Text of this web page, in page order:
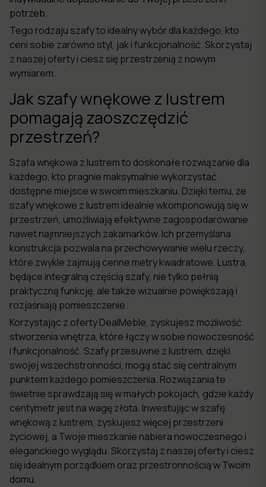
potrzeb.
Tego rodzaju szafy to idealny wybór dla każdego, kto
ceni sobie zarówno styl, jak i funkcjonalność. Skorzystaj
z naszej oferty i ciesz się przestrzenią z nowym
wymiarem.
Jak szafy wnękowe z lustrem
pomagają zaoszczędzić
przestrzeń?
Szafa wnękowa z lustrem to doskonałe rozwiązanie dla
każdego, kto pragnie maksymalnie wykorzystać
dostępne miejsce w swoim mieszkaniu. Dzięki temu, że
szafy wnękowe z lustrem idealnie wkomponowują się w
przestrzeń, umożliwiają efektywne zagospodarowanie
nawet najmniejszych zakamarków. Ich przemyślana
konstrukcja pozwala na przechowywanie wielu rzeczy,
które zwykle zajmują cenne metry kwadratowe. Lustra,
będące integralną częścią szafy, nie tylko pełnią
praktyczną funkcję, ale także wizualnie powiększają i
rozjaśniają pomieszczenie.
Korzystając z oferty DealMeble, zyskujesz możliwość
stworzenia wnętrza, które łączy w sobie nowoczesność
i funkcjonalność. Szafy przesuwne z lustrem, dzięki
swojej wszechstronności, mogą stać się centralnym
punktem każdego pomieszczenia. Rozwiązania te
świetnie sprawdzają się w małych pokojach, gdzie każdy
centymetr jest na wagę złota. Inwestując w szafę
wnękową z lustrem, zyskujesz więcej przestrzeni
życiowej, a Twoje mieszkanie nabiera nowoczesnego i
eleganckiego wyglądu. Skorzystaj z naszej oferty i ciesz
się idealnym porządkiem oraz przestronnością w Twoim
domu.